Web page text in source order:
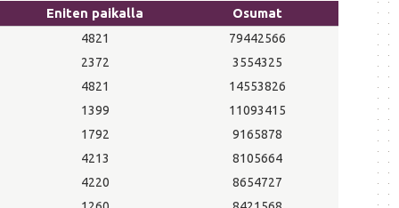
Eniten paikalla Osumat
4821
79442566
2372
3554325
4821
14553826
1399
11093415
1792
9165878
4213
8105664
4220
8654727